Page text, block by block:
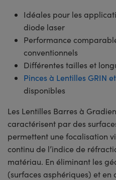
Idéales pour les
diode laser
Performance
conventionnels
Différentes tailles et
Pinces à Lentilles GRIN
disponibles
Les Lentilles Barres à
caractérisent par des
permettent une focalisation
continu de l’indice de
matériau. En éliminant les
(surfaces asphériques) et en